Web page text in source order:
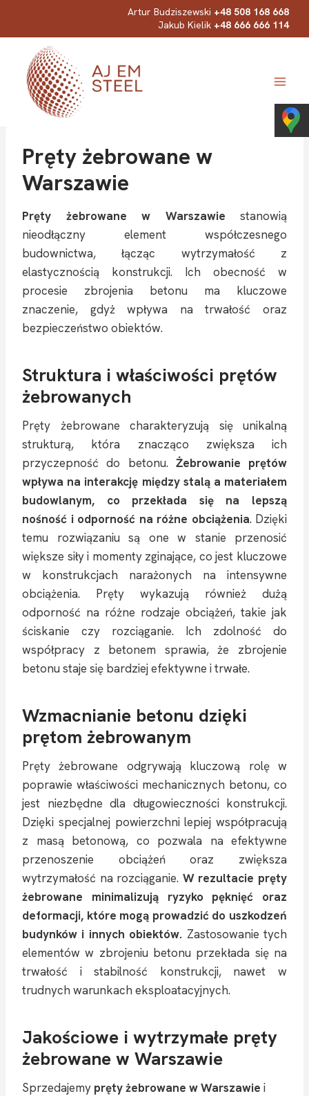
Artur Budziszewski +48 508 168 668
Jakub Kielik +48 666 666 114
Pręty żebrowane w
Warszawie
Pręty żebrowane w Warszawie stanowią
nieodłączny element współczesnego
budownictwa, łącząc wytrzymałość z
elastycznością konstrukcji. Ich obecność w
procesie zbrojenia betonu ma kluczowe
znaczenie, gdyż wpływa na trwałość oraz
bezpieczeństwo obiektów.
Struktura i właściwości prętów
żebrowanych
Pręty żebrowane charakteryzują się unikalną
strukturą, która znacząco zwiększa ich
przyczepność do betonu. Żebrowanie prętów
wpływa na interakcję między stalą a materiałem
budowlanym, co przekłada się na lepszą
nośność i odporność na różne obciążenia. Dzięki
temu rozwiązaniu są one w stanie przenosić
większe siły i momenty zginające, co jest kluczowe
w konstrukcjach narażonych na intensywne
obciążenia. Pręty wykazują również dużą
odporność na różne rodzaje obciążeń, takie jak
ściskanie czy rozciąganie. Ich zdolność do
współpracy z betonem sprawia, że zbrojenie
betonu staje się bardziej efektywne i trwałe.
Wzmacnianie betonu dzięki
prętom żebrowanym
Pręty żebrowane odgrywają kluczową rolę w
poprawie właściwości mechanicznych betonu, co
jest niezbędne dla długowieczności konstrukcji.
Dzięki specjalnej powierzchni lepiej współpracują
z masą betonową, co pozwala na efektywne
przenoszenie obciążeń oraz zwiększa
wytrzymałość na rozciąganie. W rezultacie pręty
żebrowane minimalizują ryzyko pęknięć oraz
deformacji, które mogą prowadzić do uszkodzeń
budynków i innych obiektów. Zastosowanie tych
elementów w zbrojeniu betonu przekłada się na
trwałość i stabilność konstrukcji, nawet w
trudnych warunkach eksploatacyjnych.
Jakościowe i wytrzymałe pręty
żebrowane w Warszawie
Sprzedajemy pręty żebrowane w Warszawie i